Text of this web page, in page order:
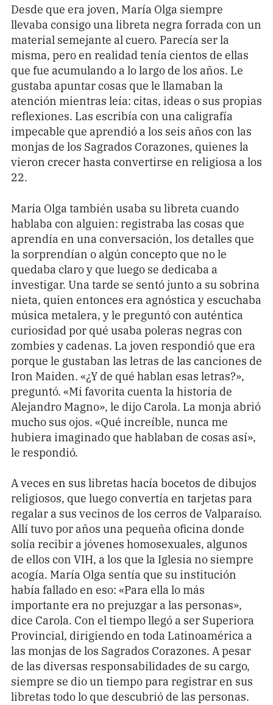
que importa
RECIBE NUESTRO BOLETÍN
Enviar
SÍGUENOS
Desde que era joven, María Olga siempre
llevaba consigo una libreta negra forrada con un
material semejante al cuero. Parecía ser la
misma, pero en realidad tenía cientos de ellas
que fue acumulando a lo largo de los años. Le
gustaba apuntar cosas que le llamaban la
atención mientras leía: citas, ideas o sus propias
reflexiones. Las escribía con una caligrafía
impecable que aprendió a los seis años con las
monjas de los Sagrados Corazones, quienes la
vieron crecer hasta convertirse en religiosa a los
22.
María Olga también usaba su libreta cuando
hablaba con alguien: registraba las cosas que
aprendía en una conversación, los detalles que
la sorprendían o algún concepto que no le
quedaba claro y que luego se dedicaba a
investigar. Una tarde se sentó junto a su sobrina
nieta, quien entonces era agnóstica y escuchaba
música metalera, y le preguntó con auténtica
curiosidad por qué usaba poleras negras con
zombies y cadenas. La joven respondió que era
porque le gustaban las letras de las canciones de
Iron Maiden. «¿Y de qué hablan esas letras?»,
preguntó. «Mi favorita cuenta la historia de
Alejandro Magno», le dijo Carola. La monja abrió
mucho sus ojos. «Qué increíble, nunca me
hubiera imaginado que hablaban de cosas así»,
le respondió.
A veces en sus libretas hacía bocetos de dibujos
religiosos, que luego convertía en tarjetas para
regalar a sus vecinos de los cerros de Valparaíso.
Allí tuvo por años una pequeña oficina donde
solía recibir a jóvenes homosexuales, algunos
de ellos con VIH, a los que la Iglesia no siempre
acogía. María Olga sentía que su institución
había fallado en eso: «Para ella lo más
importante era no prejuzgar a las personas»,
dice Carola. Con el tiempo llegó a ser Superiora
Provincial, dirigiendo en toda Latinoamérica a
las monjas de los Sagrados Corazones. A pesar
de las diversas responsabilidades de su cargo,
siempre se dio un tiempo para registrar en sus
libretas todo lo que descubrió de las personas.